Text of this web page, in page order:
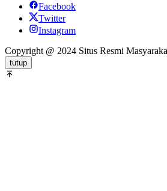
Facebook
Twitter
Instagram
Copyright @ 2024 Situs Resmi
tutup